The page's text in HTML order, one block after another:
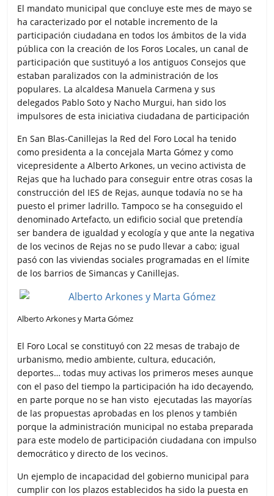
c
e
b
o
o
k
i
t
t
e
a
t
s
A
p
a
i
l
m
p
a
r
i
r
El mandato municipal que concluye este mes de mayo se
ha caracterizado por el notable incremento de la
participación ciudadana en todos los ámbitos de la vida
pública con la creación de los Foros Locales, un canal de
participación que sustituyó a los antiguos Consejos que
estaban paralizados con la administración de los
populares. La alcaldesa Manuela Carmena y sus
delegados Pablo Soto y Nacho Murgui, han sido los
impulsores de esta iniciativa ciudadana de participación
En San Blas-Canillejas la Red del Foro Local ha tenido
como presidenta a la concejala Marta Gómez y como
vicepresidente a Alberto Arkones, un vecino activista de
Rejas que ha luchado para conseguir entre otras cosas la
construcción del IES de Rejas, aunque todavía no se ha
puesto el primer ladrillo. Tampoco se ha conseguido el
denominado Artefacto, un edificio social que pretendía
ser bandera de igualdad y ecología y que ante la negativa
de los vecinos de Rejas no se pudo llevar a cabo; igual
pasó con las viviendas sociales programadas en el límite
de los barrios de Simancas y Canillejas.
Alberto Arkones y Marta Gómez
El Foro Local se constituyó con 22 mesas de trabajo de
urbanismo, medio ambiente, cultura, educación,
deportes… todas muy activas los primeros meses aunque
con el paso del tiempo la participación ha ido decayendo,
en parte porque no se han visto ejecutadas las mayorías
de las propuestas aprobadas en los plenos y también
porque la administración municipal no estaba preparada
para este modelo de participación ciudadana con impulso
democrático y directo de los vecinos.
Un ejemplo de incapacidad del gobierno municipal para
cumplir con los plazos establecidos ha sido la puesta en